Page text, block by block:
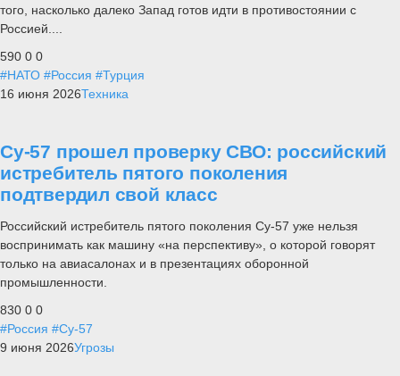
того, насколько далеко Запад готов идти в противостоянии с
Россией....
590 0 0
#НАТО #Россия #Турция
16 июня 2026Техника
Су-57 прошел проверку СВО: российский
истребитель пятого поколения
подтвердил свой класс
Российский истребитель пятого поколения Су-57 уже нельзя
воспринимать как машину «на перспективу», о которой говорят
только на авиасалонах и в презентациях оборонной
промышленности.
830 0 0
#Россия #Су-57
9 июня 2026Угрозы